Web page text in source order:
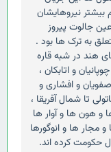
نیروهایشان
جالوت پیروز
به ترک ها بود .
هند در شبه قاره
و اتابکان ،
صفویان و افشاری و
تا شمال آفریقا ،
و هون ها و آوار ها
مجار ها و انوگورها
حکومت کرده اند.